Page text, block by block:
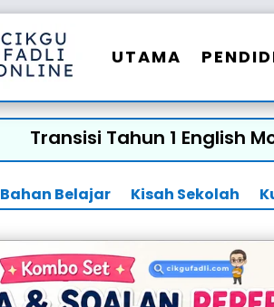
UTAMA
Transisi Tahun 1 English
Bahan Belajar Kisah Sekolah